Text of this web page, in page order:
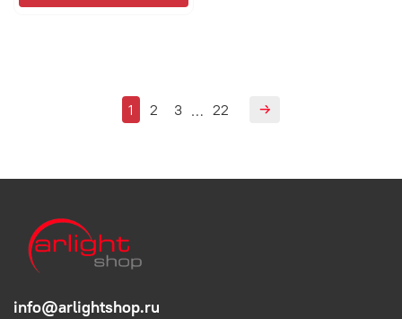
1 2 3 … 22
info@arlightshop.ru